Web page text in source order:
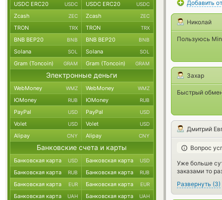
Добавить
Николай
Пользуюсь
Захар
Быстрый
Дмитрий
Вопрос
Уже больше
заказами то
Развернуть (3)
USDC ERC20 USDC USDC ERC20 USDC
Zcash ZEC Zcash ZEC
TRON TRX TRON TRX
BNB BEP20 BNB BNB BEP20 BNB
Solana SOL Solana SOL
Gram (Toncoin) GRAM Gram (Toncoin) GRAM
Электронные деньги
WebMoney WMZ WebMoney WMZ
ЮMoney RUB ЮMoney RUB
PayPal USD PayPal USD
Volet USD Volet USD
Alipay CNY Alipay CNY
Банковские счета и карты
Банковская карта USD Банковская карта USD
Банковская карта RUB Банковская карта RUB
Банковская карта EUR Банковская карта EUR
Банковская карта UAH Банковская карта UAH